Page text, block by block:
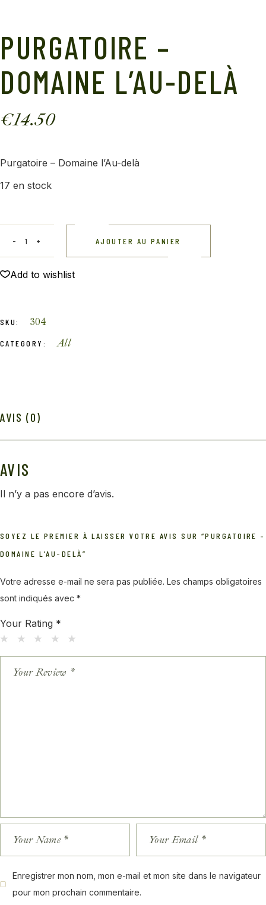
PURGATOIRE –
DOMAINE L’AU-DELÀ
€14.50
Purgatoire – Domaine l’Au-delà
17 en stock
AJOUTER AU PANIER
Add to wishlist
SKU: 304
CATEGORY: All
AVIS (0)
AVIS
Il n’y a pas encore d’avis.
SOYEZ LE PREMIER À LAISSER VOTRE AVIS SUR “PURGATOIRE –
DOMAINE L’AU-DELÀ”
Votre adresse e-mail ne sera pas publiée. Les champs obligatoires
sont indiqués avec *
Your Rating *
Enregistrer mon nom, mon e-mail et mon site dans le navigateur
pour mon prochain commentaire.